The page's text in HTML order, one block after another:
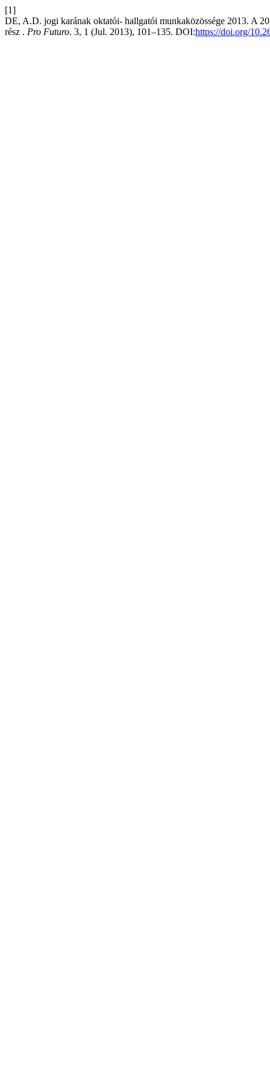
[1]
DE, A.D. jogi karának oktatói- hallgatói munkaközössége 2013. A
rész . Pro Futuro. 3, 1 (Jul. 2013), 101–135. DOI:https://doi.org/